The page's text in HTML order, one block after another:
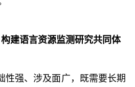
建语言资源监测研究共同体
性强、涉及面广，既需要长期